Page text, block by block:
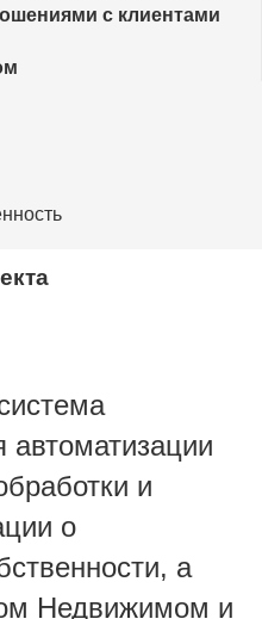
с клиентами
автоматизации
и
о
а
Недвижимом и